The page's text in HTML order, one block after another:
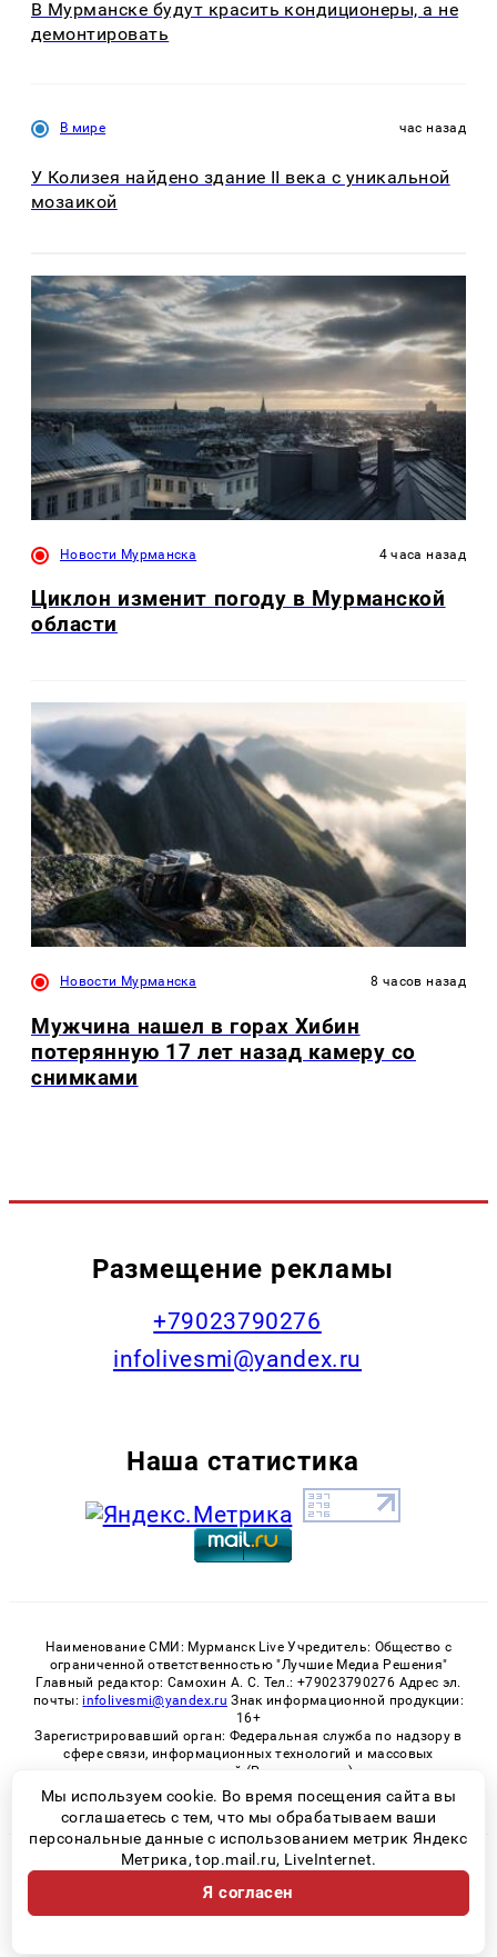
В Мурманске будут красить кондиционеры, а не
демонтировать
В мире час назад
У Колизея найдено здание II века с уникальной
мозаикой
Новости Мурманска 4 часа назад
Циклон изменит погоду в Мурманской
области
Новости Мурманска 8 часов назад
Мужчина нашел в горах Хибин
потерянную 17 лет назад камеру со
снимками
Размещение рекламы
+79023790276
infolivesmi@yandex.ru
Наша статистика
Наименование СМИ: Мурманск Live Учредитель: Общество с
ограниченной ответственностью "Лучшие Медиа Решения"
Главный редактор: Самохин А. С. Тел.: +79023790276 Адрес эл.
почты: infolivesmi@yandex.ru Знак информационной продукции:
16+
Зарегистрировавший орган: Федеральная служба по надзору в
сфере связи, информационных технологий и массовых
коммуникаций (Роскомнадзор)
Регистрационный номер СМИ ЭЛ № ФС 77 - 82534 от 21.01.2022
© 2026 «Murmansk-live» | Все права защищены
Возрастная категория сайта 16+
Политика конфиденциальности
Мы используем cookie. Во время посещения сайта вы
соглашаетесь с тем, что мы обрабатываем ваши
персональные данные с использованием метрик Яндекс
Метрика, top.mail.ru, LiveInternet.
Я согласен